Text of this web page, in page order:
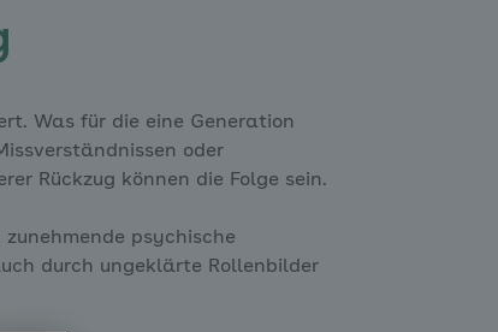
Was für die eine Generation
oder
Rückzug können die Folge sein.
psychische
durch ungeklärte Rollenbilder